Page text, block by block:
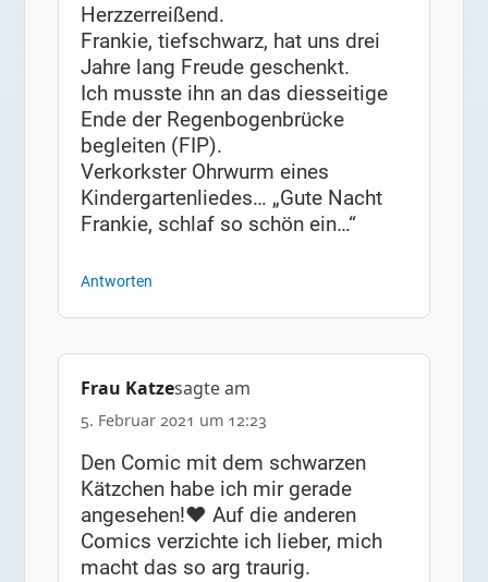
Herzzerreißend.
Frankie, tiefschwarz, hat uns drei
Jahre lang Freude geschenkt.
Ich musste ihn an das diesseitige
Ende der Regenbogenbrücke
begleiten (FIP).
Verkorkster Ohrwurm eines
Kindergartenliedes… „Gute Nacht
Frankie, schlaf so schön ein…“
Antworten
Frau Katzesagte am
5. Februar 2021 um 12:23
Den Comic mit dem schwarzen
Kätzchen habe ich mir gerade
angesehen!♥ Auf die anderen
Comics verzichte ich lieber, mich
macht das so arg traurig.